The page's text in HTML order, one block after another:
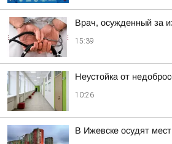
Врач, осужденный за
15:39
Неустойка от
10:26
В Ижевске осудят